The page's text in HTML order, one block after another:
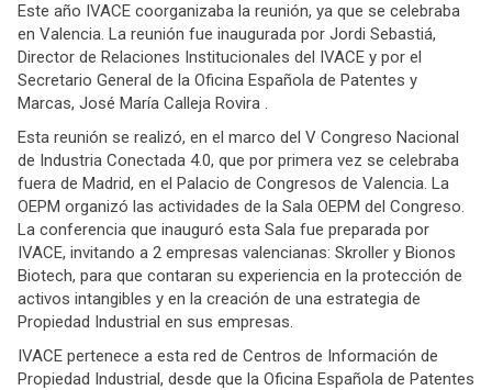
Este año IVACE coorganizaba la reunión, ya que se celebraba
en Valencia. La reunión fue inaugurada por Jordi Sebastiá,
Director de Relaciones Institucionales del IVACE y por el
Secretario General de la Oficina Española de Patentes y
Marcas, José María Calleja Rovira .
Esta reunión se realizó, en el marco del V Congreso Nacional
de Industria Conectada 4.0, que por primera vez se celebraba
fuera de Madrid, en el Palacio de Congresos de Valencia. La
OEPM organizó las actividades de la Sala OEPM del Congreso.
La conferencia que inauguró esta Sala fue preparada por
IVACE, invitando a 2 empresas valencianas: Skroller y Bionos
Biotech, para que contaran su experiencia en la protección de
activos intangibles y en la creación de una estrategia de
Propiedad Industrial en sus empresas.
IVACE pertenece a esta red de Centros de Información de
Propiedad Industrial, desde que la Oficina Española de Patentes